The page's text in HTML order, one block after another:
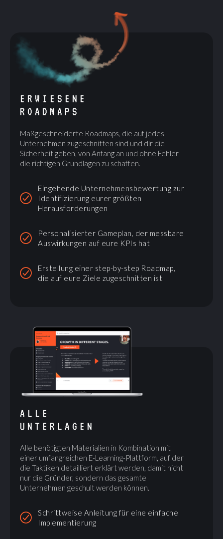
ERWIESENE
ROADMAPS
Maßgeschneiderte Roadmaps, die auf jedes
Unternehmen zugeschnitten sind und dir die
Sicherheit geben, von Anfang an und ohne Fehler
die richtigen Grundlagen zu schaffen.
Eingehende Unternehmensbewertung zur
Identifizierung eurer größten
Herausforderungen
Personalisierter Gameplan, der messbare
Auswirkungen auf eure KPIs hat
Erstellung einer step-by-step Roadmap,
die auf eure Ziele zugeschnitten ist
ALLE
UNTERLAGEN
Alle benötigten Materialien in Kombination mit
einer umfangreichen E-Learning-Plattform, auf der
die Taktiken detailliert erklärt werden, damit nicht
nur die Gründer, sondern das gesamte
Unternehmen geschult werden können.
Schrittweise Anleitung für eine einfache
Implementierung